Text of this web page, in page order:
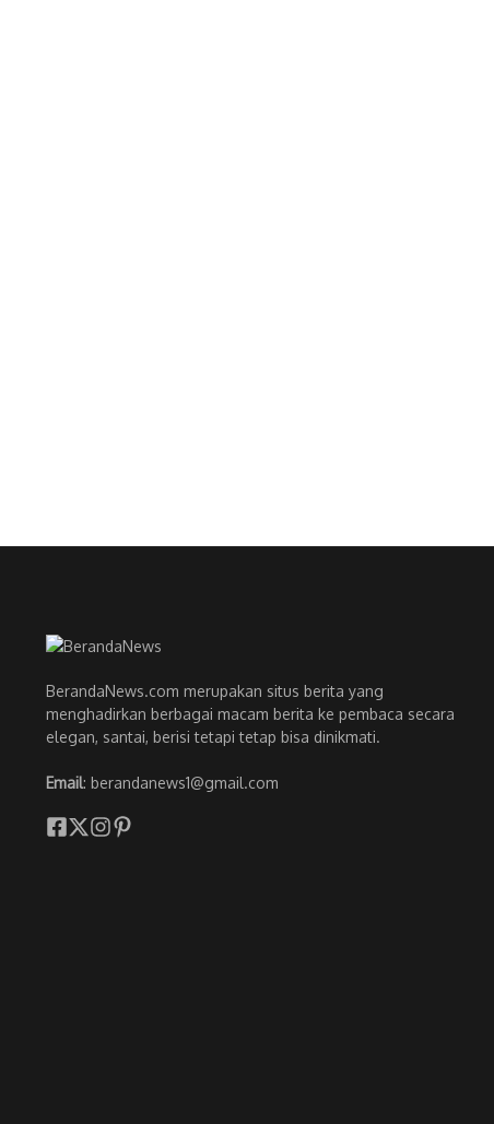
BerandaNews.com merupakan situs berita yang
menghadirkan berbagai macam berita ke pembaca secara
elegan, santai, berisi tetapi tetap bisa dinikmati.
Email: berandanews1@gmail.com